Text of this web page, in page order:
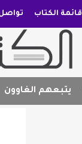
قائمة الكتاب
يتبعهم الغاوون